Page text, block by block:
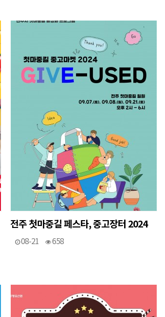
전주 첫마중길 페스타, 중고장터 2024
08-21 658